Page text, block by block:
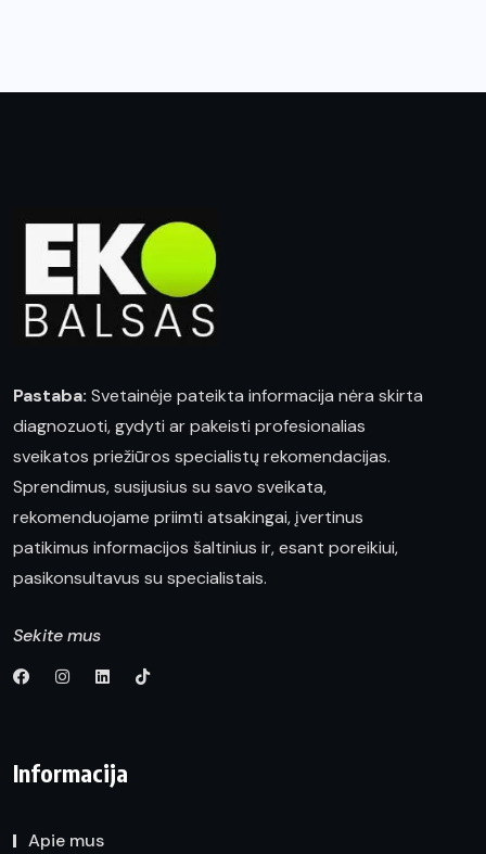
Pastaba: Svetainėje pateikta informacija nėra skirta
diagnozuoti, gydyti ar pakeisti profesionalias
sveikatos priežiūros specialistų rekomendacijas.
Sprendimus, susijusius su savo sveikata,
rekomenduojame priimti atsakingai, įvertinus
patikimus informacijos šaltinius ir, esant poreikiui,
pasikonsultavus su specialistais.
Sekite mus
Informacija
Apie mus